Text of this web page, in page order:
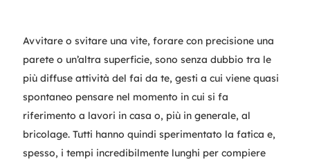
Avvitare o svitare una vite, forare con precisione una
parete o un’altra superficie, sono senza dubbio tra le
più diffuse attività del fai da te, gesti a cui viene quasi
spontaneo pensare nel momento in cui si fa
riferimento a lavori in casa o, più in generale, al
bricolage. Tutti hanno quindi sperimentato la fatica e,
spesso, i tempi incredibilmente lunghi per compiere